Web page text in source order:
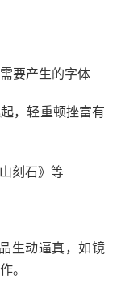
要产生的字体
，轻重顿挫富有
刻石》等
生动逼真，如镜
。